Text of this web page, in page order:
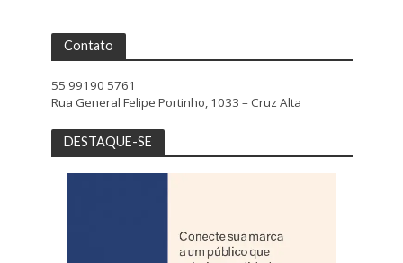
Contato
55 99190 5761
Rua General Felipe Portinho, 1033 – Cruz Alta
DESTAQUE-SE